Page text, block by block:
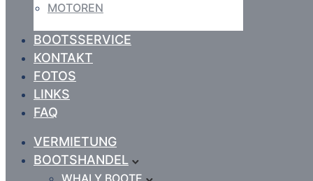
MOTOREN
BOOTSSERVICE
KONTAKT
FOTOS
LINKS
FAQ
VERMIETUNG
BOOTSHANDEL
WHALY BOOTE